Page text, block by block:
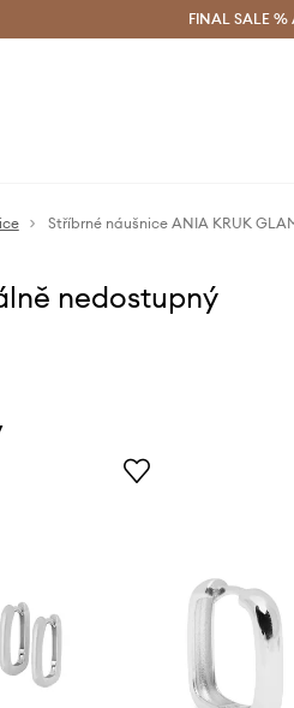
Doručení a vrácení zdarma (od 1800 Kč)
FINAL SALE %
Stříbrné náušnice ANIA KRUK
nedostupný